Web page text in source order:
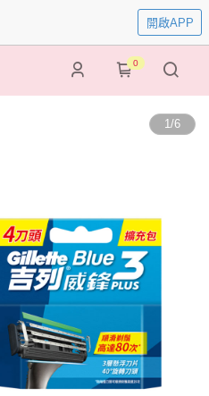
開啟APP
0
1/6